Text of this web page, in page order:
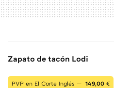
Zapato de tacón Lodi
PVP en El Corte Inglés — 149,00 €